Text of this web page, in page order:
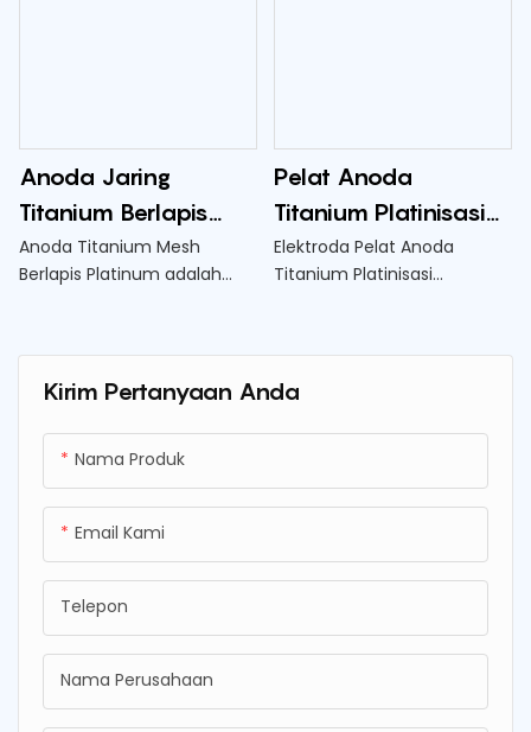
Kirim Pertanyaan Anda
Nama Produk
Email Kami
Telepon
Nama Perusahaan
efisien dan andal
andal
Anoda Jaring
Titanium Berlapis
Platinum
Anoda Titanium Mesh
Berlapis Platinum adalah
yang digunakan dalam
proses pelapisan listrik dan
Pelat Anoda
Titanium Platinisasi
untuk Elektrolisis Air
Hidrogen
Elektroda Pelat Anoda
Titanium Platinisasi
untuk memisahkan air
menjadi hidrogen dan